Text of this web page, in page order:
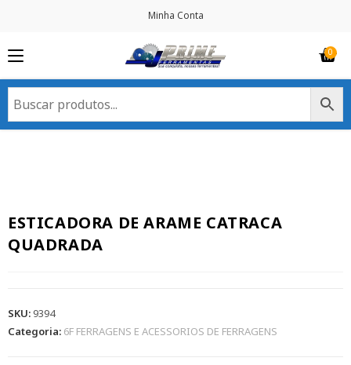
Minha Conta
ESTICADORA DE ARAME CATRACA
QUADRADA
SKU:9394
Categoria: 6F FERRAGENS E ACESSORIOS DE FERRAGENS